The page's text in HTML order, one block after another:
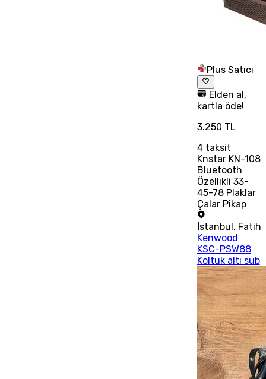
Plus Satıcı
Elden al,
kartla öde!
3.250 TL
4taksit
Knstar KN-108
Bluetooth
Özellikli 33-
45-78 Plaklar
Çalar Pikap
İstanbul, Fatih
Kenwood
KSC-PSW88
Koltuk altı sub